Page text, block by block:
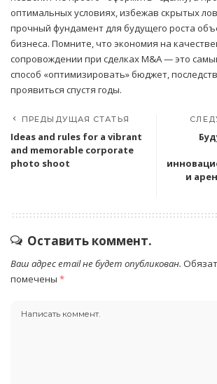
оптимальных условиях, избежав скрытых
прочный фундамент для будущего роста
бизнеса. Помните, что экономия на
сопровождении при сделках M&A — это
способ «оптимизировать» бюджет,
проявиться спустя годы.
ПРЕДЫДУЩАЯ СТАТЬЯ
Ideas and rules for a vibrant
and memorable corporate
photo shoot
и
Оставить коммент.
Ваш адрес email не будет опубликован.
помечены *